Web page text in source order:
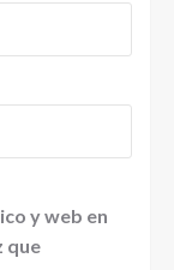
y web en
que